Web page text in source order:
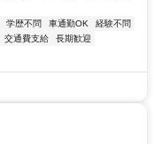
学歴不問 車通勤OK
経験不問
交通費支給
長期歓迎